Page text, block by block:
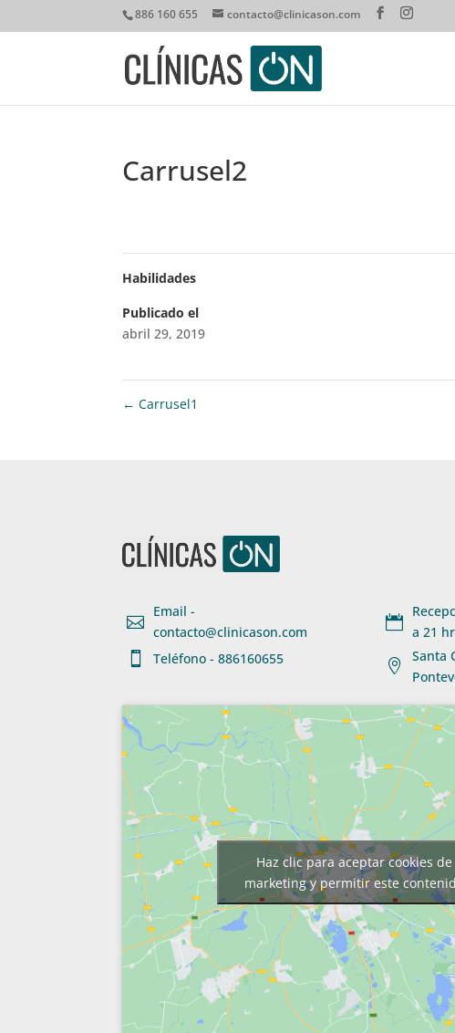
886 160 655 contacto@clinicason.com
Carrusel2
Habilidades
Publicado el
abril 29, 2019
← Carrusel1

Email -
contacto@clinicason.com

Teléfono - 886160655

a 21

Santa
Haz clic para aceptar cookies de
marketing y permitir este